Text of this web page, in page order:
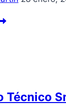
Técnico